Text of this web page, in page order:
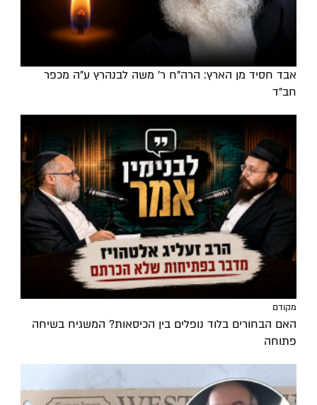
אבד חסיד מן הארץ: הרה"ח ר' משה לבנהרץ ע"ה מכפר
חב"ד
מקודם
האם הבחורים בלוד נופלים בין הכיסאות? המשגיח בשיחה
פתוחה